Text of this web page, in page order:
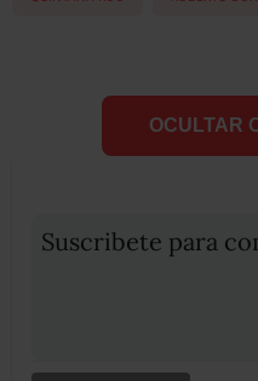
OCULTAR
Suscribete para